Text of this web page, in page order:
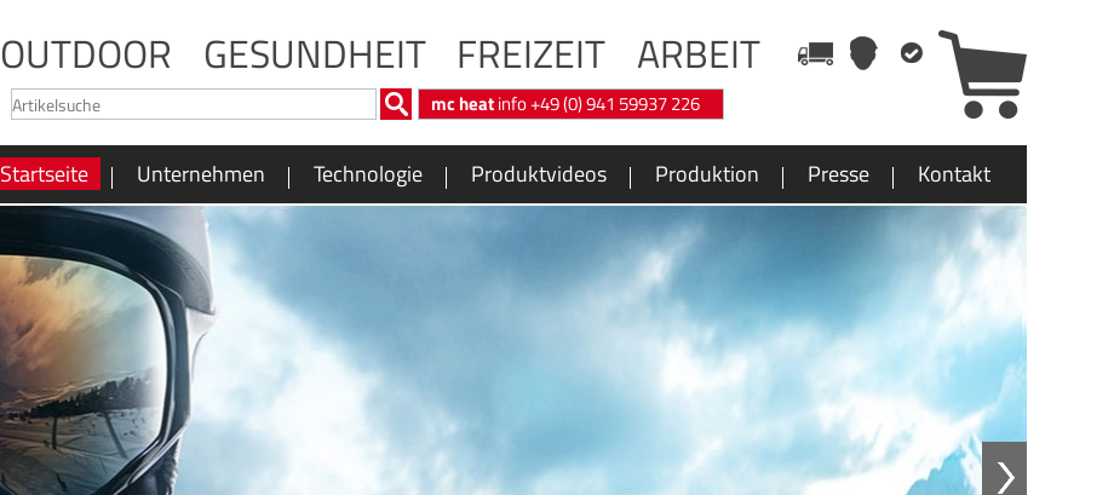
OUTDOOR GESUNDHEIT FREIZEIT ARBEIT
mc heatinfo +49 (0) 941 59937 226
Startseite Unternehmen Technologie Produktvideos Produktion Presse Kontakt